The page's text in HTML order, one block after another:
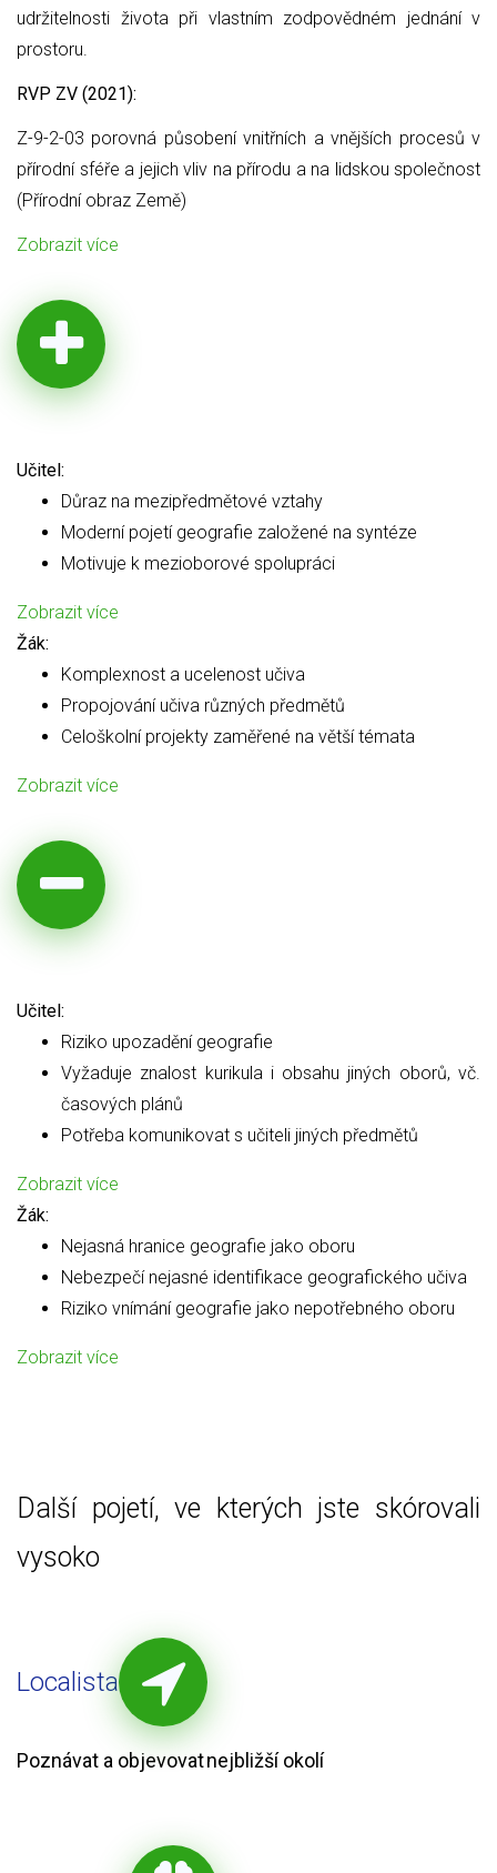
udržitelnosti života při vlastním zodpovědném jednání v
prostoru.
RVP ZV (2021):
Z-9-2-03 porovná působení vnitřních a vnějších procesů v
přírodní sféře a jejich vliv na přírodu a na lidskou společnost
(Přírodní obraz Země)
Zobrazit více
Učitel:
Důraz na mezipředmětové vztahy
Moderní pojetí geografie založené na syntéze
Motivuje k mezioborové spolupráci
Zobrazit více
Žák:
Komplexnost a ucelenost učiva
Propojování učiva různých předmětů
Celoškolní projekty zaměřené na větší témata
Zobrazit více
Učitel:
Riziko upozadění geografie
Vyžaduje znalost kurikula i obsahu jiných oborů, vč.
časových plánů
Potřeba komunikovat s učiteli jiných předmětů
Zobrazit více
Žák:
Nejasná hranice geografie jako oboru
Nebezpečí nejasné identifikace geografického učiva
Riziko vnímání geografie jako nepotřebného oboru
Zobrazit více
Další pojetí, ve kterých jste skórovali
vysoko
Localista
Poznávat a objevovat nejbližší okolí